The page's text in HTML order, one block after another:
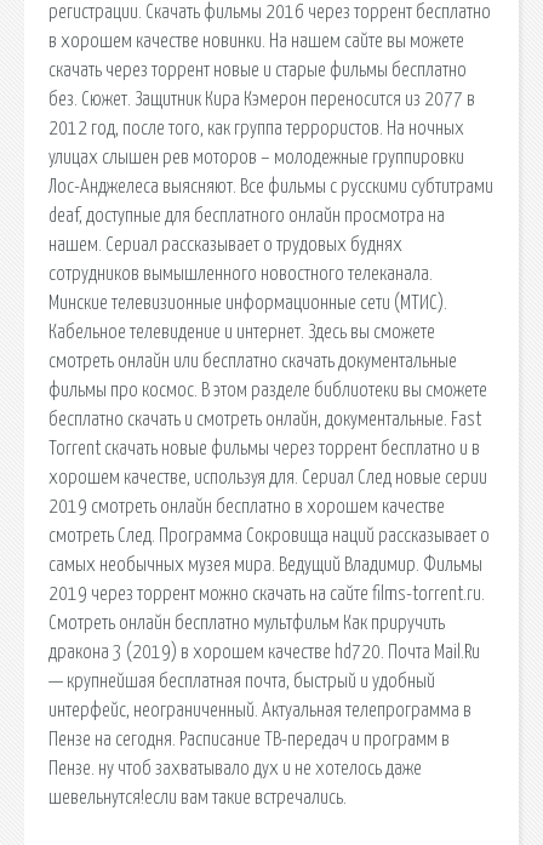
регистрации. Скачать фильмы 2016 через торрент бесплатно
в хорошем качестве новинки. На нашем сайте вы можете
скачать через торрент новые и старые фильмы бесплатно
без. Сюжет. Защитник Кира Кэмерон переносится из 2077 в
2012 год, после того, как группа террористов. На ночных
улицах слышен рев моторов – молодежные группировки
Лос-Анджелеса выясняют. Все фильмы с русскими субтитрами
deaf, доступные для бесплатного онлайн просмотра на
нашем. Сериал рассказывает о трудовых буднях
сотрудников вымышленного новостного телеканала.
Минские телевизионные информационные сети (МТИС).
Кабельное телевидение и интернет. Здесь вы сможете
смотреть онлайн или бесплатно скачать документальные
фильмы про космос. В этом разделе библиотеки вы сможете
бесплатно скачать и смотреть онлайн, документальные. Fast
Torrent скачать новые фильмы через торрент бесплатно и в
хорошем качестве, используя для. Сериал След новые серии
2019 смотреть онлайн бесплатно в хорошем качестве
смотреть След. Программа Сокровища наций рассказывает о
самых необычных музея мира. Ведущий Владимир. Фильмы
2019 через торрент можно скачать на сайте films-torrent.ru.
Смотреть онлайн бесплатно мультфильм Как приручить
дракона 3 (2019) в хорошем качестве hd720. Почта Mail.Ru
— крупнейшая бесплатная почта, быстрый и удобный
интерфейс, неограниченный. Актуальная телепрограмма в
Пензе на сегодня. Расписание ТВ-передач и программ в
Пензе. ну чтоб захватывало дух и не хотелось даже
шевельнутся!если вам такие встречались.